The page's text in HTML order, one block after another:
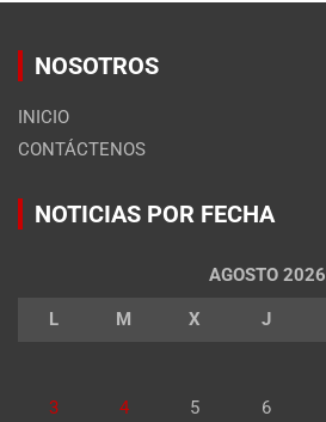
NOSOTROS
INICIO
CONTÁCTENOS
NOTICIAS POR FECHA
AGOSTO 2026
L M X J
3 4 5 6